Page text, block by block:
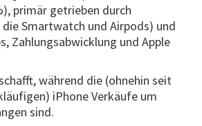
primär getrieben durch
die Smartwatch und Airpods) und
Zahlungsabwicklung und Apple
während die (ohnehin seit
iPhone Verkäufe um
sind.